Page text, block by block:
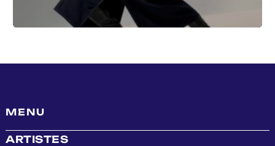
MENU
ARTISTES